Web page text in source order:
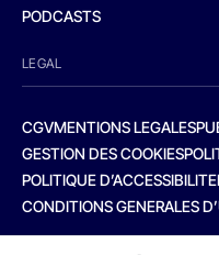
PODCASTS
LEGAL
CGVMENTIONS LEGALES
GESTION DES COOKIES
POLITIQUE D’ACCESSIBILITE
CONDITIONS GENERALES